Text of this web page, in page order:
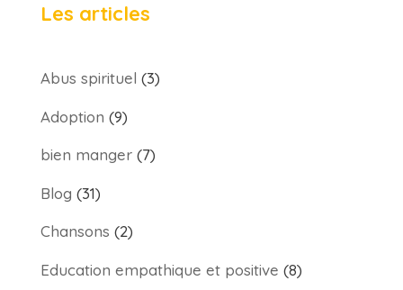
Les articles
Abus spirituel (3)
Adoption (9)
bien manger(7)
Blog (31)
Chansons (2)
Education empathique et positive (8)